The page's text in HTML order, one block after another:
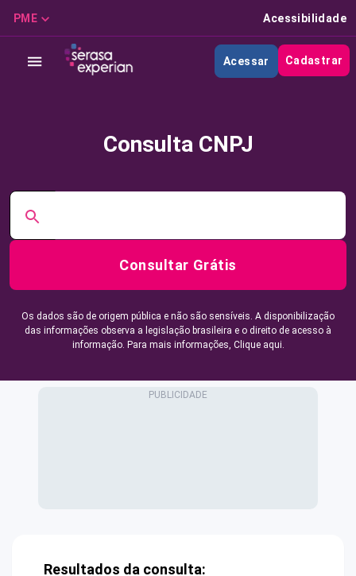
PME Acessibilidade
Acessar Cadastrar
Consulta CNPJ
Consultar Grátis
Os dados são de origem pública e não são sensíveis. A disponibilização
das informações observa a legislação brasileira e o direito de acesso à
informação. Para mais informações, Clique aqui.
Resultados da consulta: